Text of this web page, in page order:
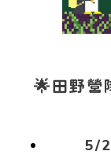
🌟田野營
5/